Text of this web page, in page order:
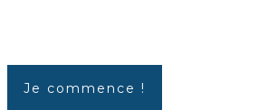
Je commence !